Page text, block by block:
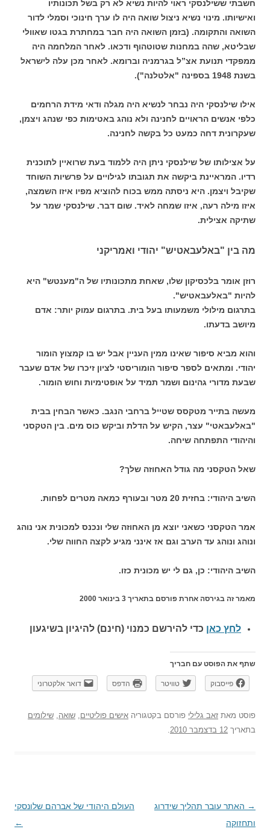
חשבתי ששילנסקי ראוי להיות נשיא לא רק בשל תכונותיו
ואישיותו. מינוי נשיא ניצול שואה היה לו ערך חינוכי וסמלי לדור
השואה והתקומה. (בזמן השואה היה חבר במחתרת בגטו שאוולי
שבליטא, שהה במחנות שטוטהוף ודכאו. לאחר המלחמה היה
ממפקדי תנועת אצ”ל בגרמניה וברומא. לאחר מכן עלה לישראל
בשנת 1948 בספינה "אלטלנה").
אילו שילנסקי היה נבחר לנשיא היה מגלה ודאי מידת הרחמים
כלפי אנשים הראויים לחנינה ולא נוהג באטימות כפי שנהג ויצמן,
שעקרונית דחה כמעט כל בקשה לחנינה.
על אצילותו של שילנסקי ניתן היה ללמוד בעת שרואיין לתוכנית
רדיו. המראיינת ביקשה את תגובתו לגילויים על פרשיות השוחד
שקיבל ויצמן. היא ניסתה ממש בכוח להוציא מפיו איזו השמצה,
איזו מילה רעה, איזו שמחה לאיד. שום דבר. שילנסקי שמר על
שתיקה אצילית.
מה בין "באלעבאטיש" יהודי ואמריקני
רוזן אומר בלכסיקון שלו, שאחת מתכונותיו של ה"מענטש" היא
להיות "באלעבאטיש".
בתרגום מילולי משמעותו בעל בית. בתרגום עמוק יותר: אדם
מיושב בדעתו.
והוא מביא סיפור שאינו ממין העניין אבל יש בו קמצוץ הומור
יהודי. ומתאים לספר סיפור הומוריסטי לציון זיכרו של אדם שעבר
שבעת מדורי גהינום ושמר תמיד על אופטימיות וחוש הומור.
מעשה בתייר מטקסס שטייל ברחבי הנגב. כאשר הבחין בבית
"באלעבאטי" עצר, הקיש על הדלת וביקש כוס מים. בין הטקסני
והיהודי התפתחה שיחה.
שאל הטקסני מה גודל האחוזה שלך?
השיב היהודי: בחזית 20 מטר ובעורף כמאה מטרים לפחות.
אמר הטקסני כשאני יוצא מן האחוזה שלי ונכנס למכונית אני נוהג
ונוהג ונוהג עד הערב וגם אז אינני מגיע לקצה החווה שלי.
השיב היהודי: כן, גם לי יש מכונית כזו.
מאמר זה בגירסה אחרת פורסם בתאריך 3 בינואר 2000
לחץ כאן כדי להירשם כמנוי (חינם) להיגיון בשיגעון
שתף את הפוסט עם חבריך
פייסבוק טוויטר הדפס דואר אלקטרוני
פוסט מאת זאב גלילי פורסם בקטגוריה אישים פוליטיים, שואה, שילומים
בתאריך 12 בדצמבר 2010 .
ניווט
בפוסטים
→ האתר עובר תהליך שידרוג
ותחזוקה
העולם היהודי של אברהם שלונסקי
←